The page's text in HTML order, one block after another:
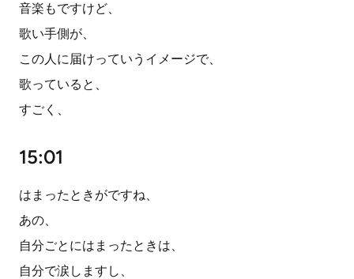
音楽もですけど、
歌い手側が、
この人に届けっていうイメージで、
歌っていると、
すごく、
15:01
はまったときがですね、
あの、
自分ごとにはまったときは、
自分で涙しますし、